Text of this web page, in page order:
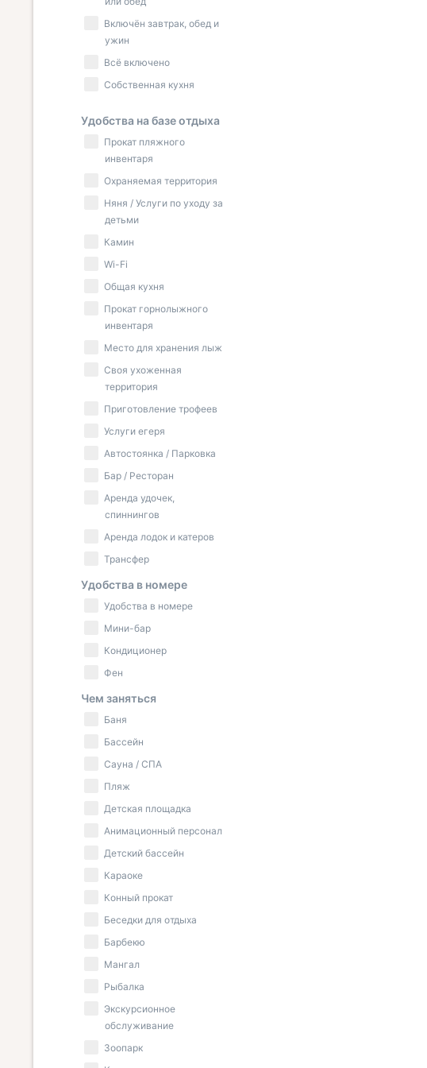
Включён завтрак, обед и
ужин
Всё включено
Собственная кухня
Удобства на базе отдыха
Прокат пляжного
инвентаря
Охраняемая территория
Няня / Услуги по уходу за
детьми
Камин
Wi-Fi
Общая кухня
Прокат горнолыжного
инвентаря
Место для хранения лыж
Своя ухоженная
территория
Приготовление трофеев
Услуги егеря
Автостоянка / Парковка
Бар / Ресторан
Аренда удочек,
спиннингов
Аренда лодок и катеров
Трансфер
Удобства в номере
Удобства в номере
Мини-бар
Кондиционер
Фен
Чем заняться
Баня
Бассейн
Сауна / СПА
Пляж
Детская площадка
Анимационный персонал
Детский бассейн
Караоке
Конный прокат
Беседки для отдыха
Барбекю
Мангал
Рыбалка
Экскурсионное
обслуживание
Зоопарк